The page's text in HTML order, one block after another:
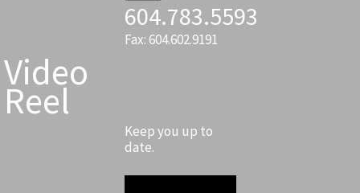
604.783.5593
Fax: 604.602.9191
Video
Reel
Keep you up to
date.